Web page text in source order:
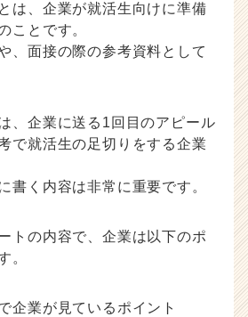
リ
C
は、企業が就活生向けに準備
ことです。
、面接の際の参考資料として
、企業に送る1回目のアピール
で就活生の足切りをする企業
書く内容は非常に重要です。
トの内容で、企業は以下のポ
。
企業が見ているポイント